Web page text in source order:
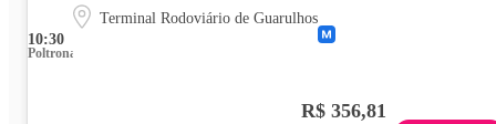
10:30
Terminal Rodoviário de Guarulhos
Poltrona
R$ 356,81